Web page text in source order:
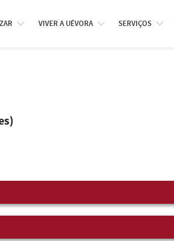
VIVER A UÉVORA SERVIÇOS